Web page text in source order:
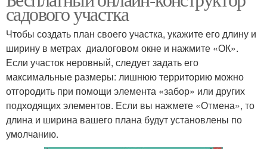
садового участка
Чтобы создать план своего участка, укажите его длину и
ширину в метрах диалоговом окне и нажмите «ОК».
Если участок неровный, следует задать его
максимальные размеры: лишнюю территорию можно
отгородить при помощи элемента «забор» или других
подходящих элементов. Если вы нажмете «Отмена», то
длина и ширина вашего плана будут установлены по
умолчанию.